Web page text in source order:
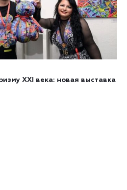
XXI века: новая выставка